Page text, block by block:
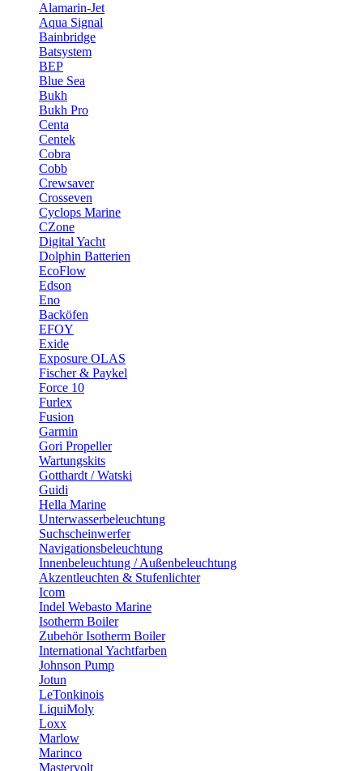
Alamarin-Jet
Aqua Signal
Bainbridge
Batsystem
BEP
Blue Sea
Bukh
Bukh Pro
Centa
Centek
Cobra
Cobb
Crewsaver
Crosseven
Cyclops Marine
CZone
Digital Yacht
Dolphin Batterien
EcoFlow
Edson
Eno
Backöfen
EFOY
Exide
Exposure OLAS
Fischer & Paykel
Force 10
Furlex
Fusion
Garmin
Gori Propeller
Wartungskits
Gotthardt / Watski
Guidi
Hella Marine
Unterwasserbeleuchtung
Suchscheinwerfer
Navigationsbeleuchtung
Innenbeleuchtung / Außenbeleuchtung
Akzentleuchten & Stufenlichter
Icom
Indel Webasto Marine
Isotherm Boiler
Zubehör Isotherm Boiler
International Yachtfarben
Johnson Pump
Jotun
LeTonkinois
LiquiMoly
Loxx
Marlow
Marinco
Mastervolt